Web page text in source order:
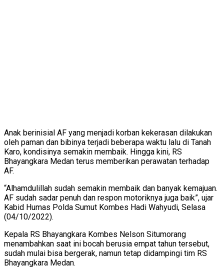
Anak berinisial AF yang menjadi korban kekerasan dilakukan
oleh paman dan bibinya terjadi beberapa waktu lalu di Tanah
Karo, kondisinya semakin membaik. Hingga kini, RS
Bhayangkara Medan terus memberikan perawatan terhadap
AF.
“Alhamdulillah sudah semakin membaik dan banyak kemajuan.
AF sudah sadar penuh dan respon motoriknya juga baik”, ujar
Kabid Humas Polda Sumut Kombes Hadi Wahyudi, Selasa
(04/10/2022).
Kepala RS Bhayangkara Kombes Nelson Situmorang
menambahkan saat ini bocah berusia empat tahun tersebut,
sudah mulai bisa bergerak, namun tetap didampingi tim RS
Bhayangkara Medan.